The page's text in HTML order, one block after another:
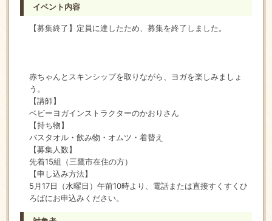
イベント内容
【募集終了】定員に達したため、募集を終了しました。
赤ちゃんとスキンシップを取りながら、ヨガを楽しみましょ
う。
【講師】
ベビーヨガインストラクターのかおりさん
【持ち物】
バスタオル・飲み物・オムツ・着替え
【募集人数】
先着15組（三鷹市在住の方）
【申し込み方法】
5月17日（水曜日）午前10時より、電話または直接すくすくひ
ろばにお申込みください。